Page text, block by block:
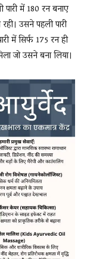
में 180 रन बनाए
उसने पहली पारी
में सिर्फ 175 रन ही
जो उसने बना लिया।